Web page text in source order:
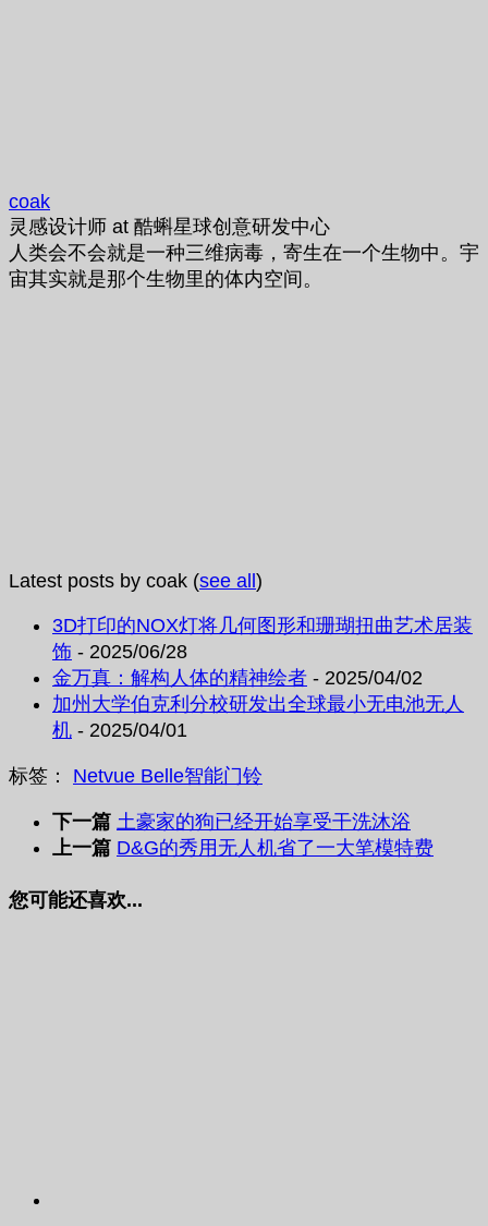
coak
灵感设计师 at 酷蝌星球创意研发中心
人类会不会就是一种三维病毒，寄生在一个生物中。宇
宙其实就是那个生物里的体内空间。
Latest posts by coak (see all )
3D打印的NOX灯将几何图形和珊瑚扭曲艺术居装
饰 - 2025/06/28
金万真：解构人体的精神绘者 - 2025/04/02
加州大学伯克利分校研发出全球最小无电池无人
机 - 2025/04/01
标签： Netvue Belle智能门铃
下一篇 土豪家的狗已经开始享受干洗沐浴
上一篇 D&G的秀用无人机省了一大笔模特费
您可能还喜欢...